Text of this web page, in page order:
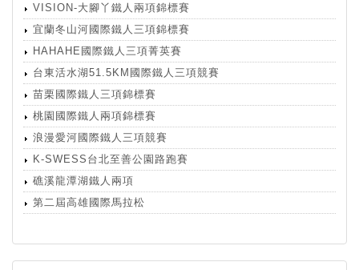
VISION-大腳丫鐵人兩項錦標賽
宜蘭冬山河國際鐵人三項錦標賽
HAHAHE國際鐵人三項菁英賽
台東活水湖51.5KM國際鐵人三項競賽
苗栗國際鐵人三項錦標賽
桃園國際鐵人兩項錦標賽
浪漫愛河國際鐵人三項競賽
K-SWESS台北至善公園路跑賽
礁溪龍潭湖鐵人兩項
第二屆高雄國際馬拉松